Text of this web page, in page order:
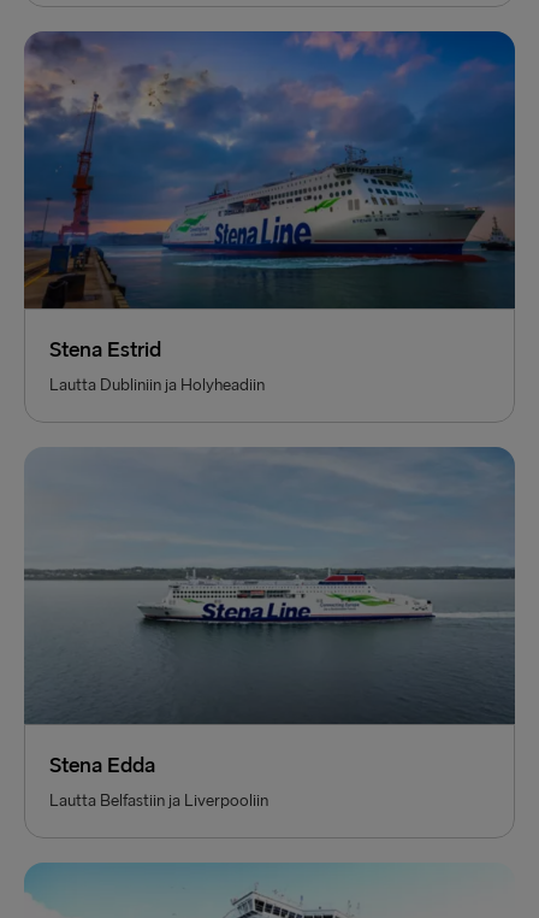
Stena Estrid
Lautta Dubliniin ja Holyheadiin
Stena Edda
Lautta Belfastiin ja Liverpooliin